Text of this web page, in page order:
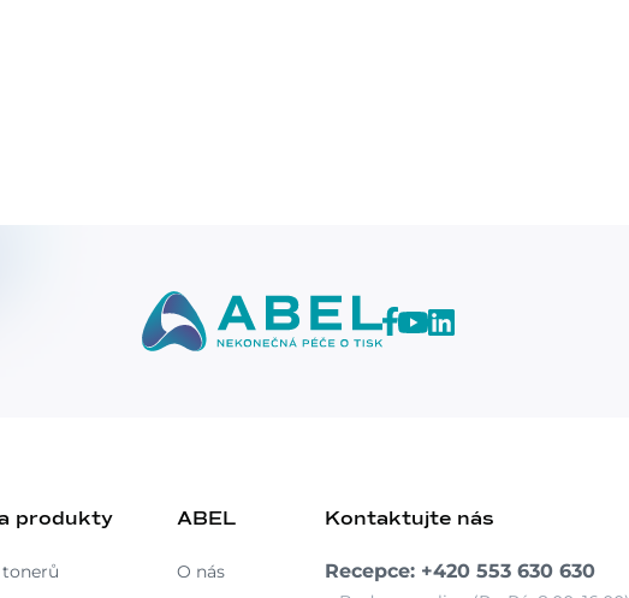
produkty ABEL
O nás
Kontaktujte nás
Recepce: +420 553 630 630